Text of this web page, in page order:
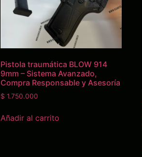
Pistola traumática BLOW 914
9mm – Sistema Avanzado,
Compra Responsable y Asesoría
$ 1.750.000
Añadir al carrito